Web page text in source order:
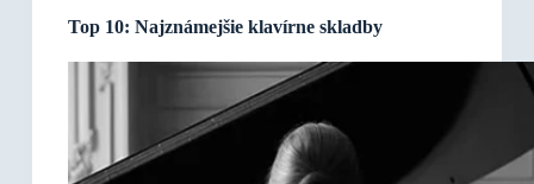
Top 10: Najznámejšie klavírne skladby